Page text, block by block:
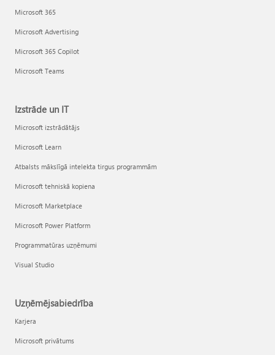
Microsoft 365
Microsoft Advertising
Microsoft 365 Copilot
Microsoft Teams
Izstrāde un IT
Microsoft izstrādātājs
Microsoft Learn
Atbalsts mākslīgā intelekta tirgus programmām
Microsoft tehniskā kopiena
Microsoft Marketplace
Microsoft Power Platform
Programmatūras uzņēmumi
Visual Studio
Uzņēmējsabiedrība
Karjera
Microsoft privātums